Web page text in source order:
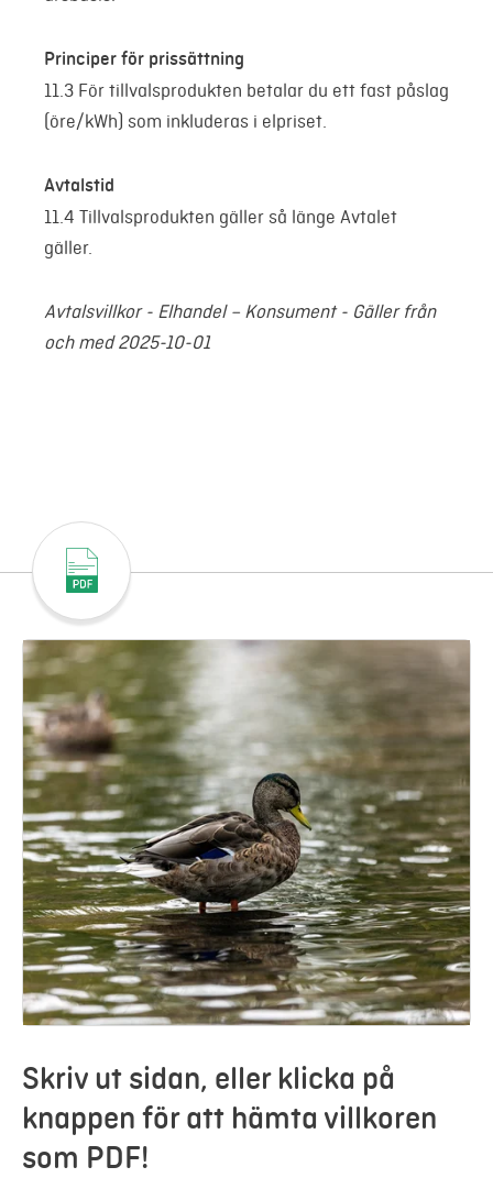
Principer för prissättning
11.3 För tillvalsprodukten betalar du ett fast påslag
(öre/kWh) som inkluderas i elpriset.
Avtalstid
11.4 Tillvalsprodukten gäller så länge Avtalet
gäller.
Avtalsvillkor - Elhandel – Konsument - Gäller från
och med 2025-10-01
Skriv ut sidan, eller klicka på
knappen för att hämta villkoren
som PDF!